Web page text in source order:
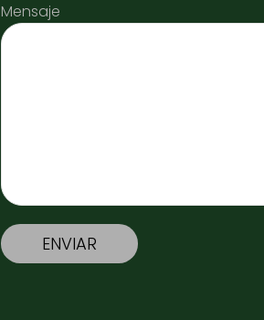
Mensaje